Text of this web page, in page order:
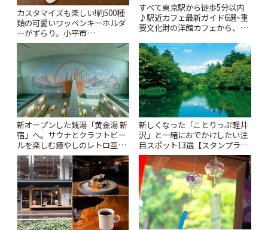
カスタマイズも楽しい!約500種
類の可愛いワッペンキーホルダ
ーがずらり。小平市
「Kimamaya T&K」 | ことりっ
すべて東京駅から徒歩5分以内
♪駅近カフェ最新ガイド6選~重
要文化財の洋館カフェから、改
りっぷ
新オープンした銭湯「黄金湯 新
宿」へ。サウナとクラフトビー
ルを楽しむ癒やしのレトロ空間
| ことりっぷ
新しくなった「ことりっぷ軽井
沢」と一緒におでかけしたい注
目スポット13選【スタンプラリ
ー開催中】 | ことりっぷ